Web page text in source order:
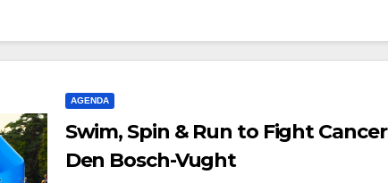
AGENDA
Swim, Spin & Run to Fight Cancer
Den Bosch-Vught